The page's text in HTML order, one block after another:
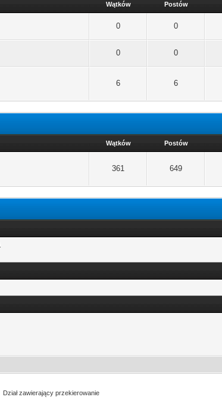
Wątków Postów
0 0
0 0
6 6
Wątków Postów
361 649
Dział zawierający przekierowanie